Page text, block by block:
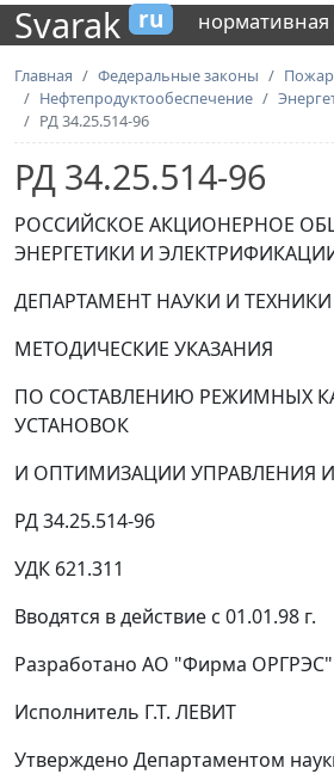
Svarak ru нормативная
Главная Федеральные законы
Нефтепродуктообеспечение
РД 34.25.514-96
РД 34.25.514-96
РОССИЙСКОЕ АКЦИОНЕРНОЕ
ЭНЕРГЕТИКИ И
ДЕПАРТАМЕНТ НАУКИ И ТЕХНИКИ
МЕТОДИЧЕСКИЕ УКАЗАНИЯ
ПО СОСТАВЛЕНИЮ РЕЖИМНЫХ
УСТАНОВОК
И ОПТИМИЗАЦИИ УПРАВЛЕНИЯ
РД 34.25.514-96
УДК 621.311
Вводятся в действие с 01.01.98 г.
Разработано АО "Фирма ОРГРЭС"
Исполнитель Г.Т. ЛЕВИТ
Утверждено Департаментом